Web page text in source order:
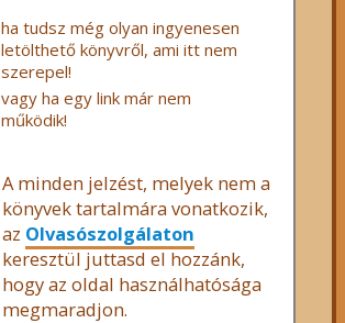
ha tudsz még olyan ingyenesen
letölthető könyvről, ami itt nem
szerepel!
vagy ha egy link már nem
működik!
A minden jelzést, melyek nem a
könyvek tartalmára vonatkozik,
az Olvasószolgálaton
keresztül juttasd el hozzánk,
hogy az oldal használhatósága
megmaradjon.